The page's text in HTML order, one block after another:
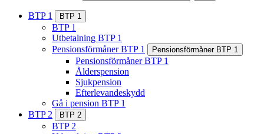
BTP 1 BTP 1
BTP 1
Utbetalning BTP 1
Pensionsförmåner BTP 1
Pensionsförmåner BTP 1
Pensionsförmåner BTP 1
Ålderspension
Sjukpension
Efterlevandeskydd
Gå i pension BTP 1
BTP 2
BTP 2
BTP 2